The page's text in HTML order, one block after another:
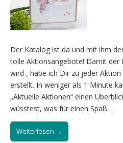
Der Katalog ist da und mit ihm
tolle Aktionsangebote! Damit der
wird , habe ich Dir zu jeder
erstellt. In weniger als 1 Minute
„Aktuelle Aktionen“ einen
wüsstest, was für einen Spaß…
Weiterlesen →